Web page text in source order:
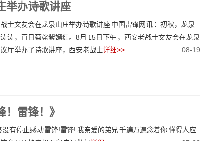
举办诗歌讲座
士文友会在龙泉山庄举办诗歌讲座 中国雷锋网讯 ：初秋，龙泉
涛，百日菊姹紫嫣红。8月 15日下午 ，西安老战士文友会在龙泉
厅举办了诗歌讲座，西安老战士详细>> 08-19
！雷锋！》
有停止感动 雷锋!雷锋! 我亲爱的弟兄 千遍万遍念着你 懂得人应